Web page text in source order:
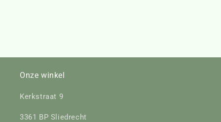
Onze winkel
Kerkstraat 9
3361 BP Sliedrecht